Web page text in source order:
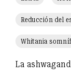
Reducción del
Whitania
La